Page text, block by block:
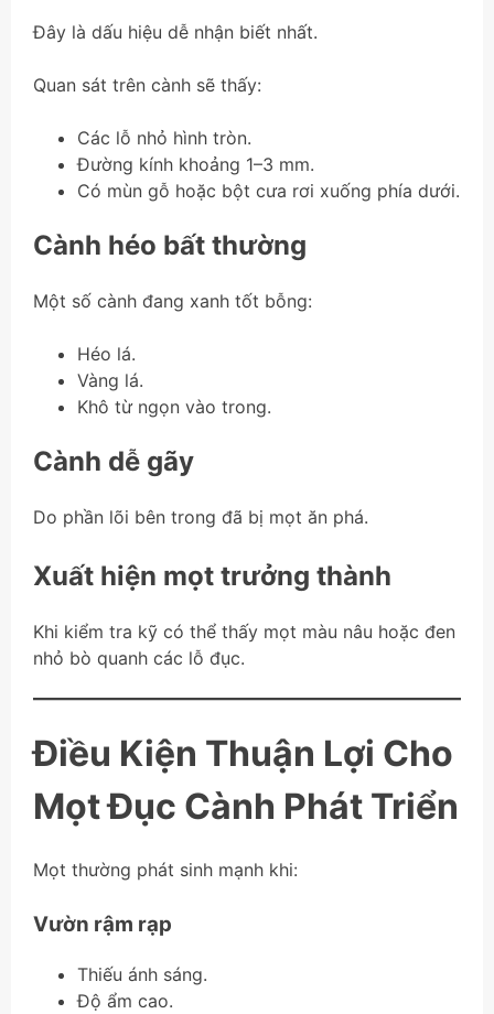
Đây là dấu hiệu dễ nhận biết nhất.
Quan sát trên cành sẽ thấy:
Các lỗ nhỏ hình tròn.
Đường kính khoảng 1–3 mm.
Có mùn gỗ hoặc bột cưa rơi xuống phía dưới.
Cành héo bất thường
Một số cành đang xanh tốt bỗng:
Héo lá.
Vàng lá.
Khô từ ngọn vào trong.
Cành dễ gãy
Do phần lõi bên trong đã bị mọt ăn phá.
Xuất hiện mọt trưởng thành
Khi kiểm tra kỹ có thể thấy mọt màu nâu hoặc đen
nhỏ bò quanh các lỗ đục.
Điều Kiện Thuận Lợi Cho
Mọt Đục Cành Phát Triển
Mọt thường phát sinh mạnh khi:
Vườn rậm rạp
Thiếu ánh sáng.
Độ ẩm cao.